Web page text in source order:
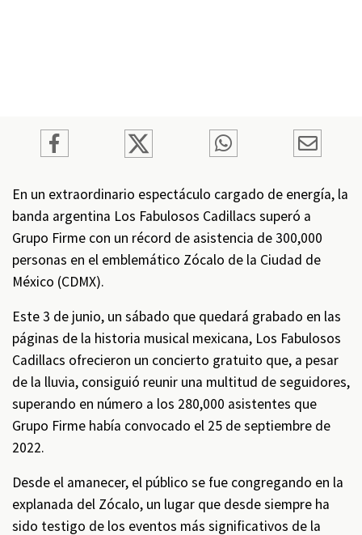
En un extraordinario espectáculo cargado de energía, la
banda argentina Los Fabulosos Cadillacs superó a
Grupo Firme con un récord de asistencia de 300,000
personas en el emblemático Zócalo de la Ciudad de
México (CDMX).
Este 3 de junio, un sábado que quedará grabado en las
páginas de la historia musical mexicana, Los Fabulosos
Cadillacs ofrecieron un concierto gratuito que, a pesar
de la lluvia, consiguió reunir una multitud de seguidores,
superando en número a los 280,000 asistentes que
Grupo Firme había convocado el 25 de septiembre de
2022.
Desde el amanecer, el público se fue congregando en la
explanada del Zócalo, un lugar que desde siempre ha
sido testigo de los eventos más significativos de la